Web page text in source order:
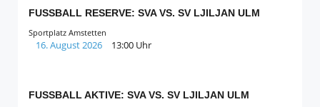
FUSSBALL RESERVE: SVA VS. SV LJILJAN ULM
Sportplatz Amstetten
16. August 2026 13:00 Uhr
FUSSBALL AKTIVE: SVA VS. SV LJILJAN ULM